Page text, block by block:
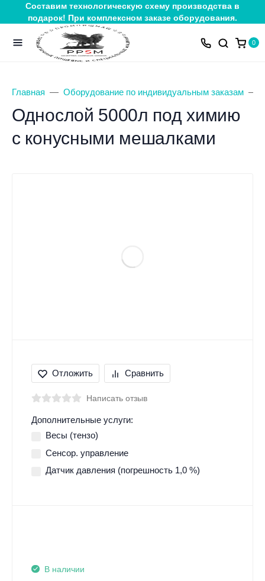
Составим технологическую схему производства в
подарок! При комплексном заказе оборудования.
0
Главная Оборудование по индивидуальным заказам
Однослой 5000л под химию
с конусными мешалками
Отложить Сравнить
Написать отзыв
Дополнительные услуги:
Весы (тензо)
Сенсор. управление
Датчик давления (погрешность 1,0 %)
В наличии